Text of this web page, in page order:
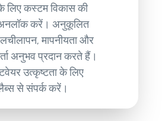
लिए कस्टम विकास की
करें। अनुकूलित
मापनीयता और
अनुभव प्रदान करते हैं।
उत्कृष्टता के लिए
से संपर्क करें।